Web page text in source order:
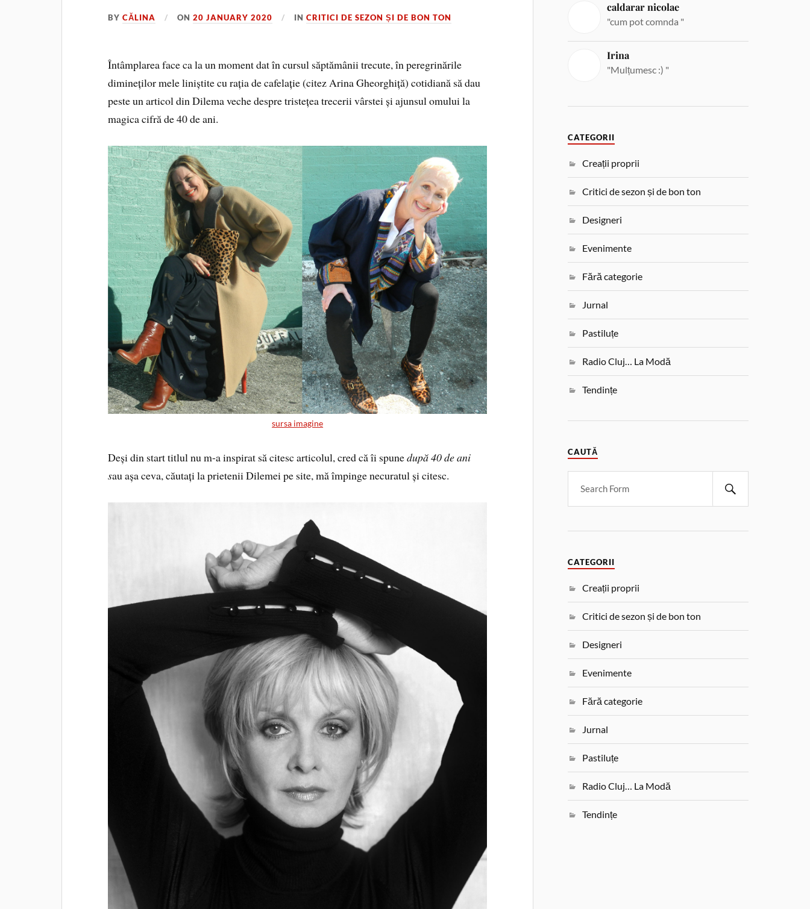
BYCĂLINA ON20 JANUARY 2020 INCRITICI DE SEZON ȘI DE BON TON
Întâmplarea face ca la un moment dat în cursul săptămânii trecute, în peregrinările
dimineților mele liniștite cu rația de cafelație (citez Arina Gheorghiță) cotidiană să dau
peste un articol din Dilema veche despre tristețea trecerii vârstei și ajunsul omului la
magica cifră de 40 de ani.
sursa imagine
Deși din start titlul nu m-a inspirat să citesc articolul, cred că îi spunedupă 40 de ani
sau așa ceva, căutați la prietenii Dilemei pe site, mă împinge necuratul și citesc.
caldarar nicolae
"cum pot comnda "
Irina
"Mulțumesc :) "
CATEGORII
Creații proprii
Critici de sezon și de bon ton
Designeri
Evenimente
Fără categorie
Jurnal
Pastiluțe
Radio Cluj… La Modă
Tendințe
CAUTĂ
CATEGORII
Creații proprii
Critici de sezon și de bon ton
Designeri
Evenimente
Fără categorie
Jurnal
Pastiluțe
Radio Cluj… La Modă
Tendințe